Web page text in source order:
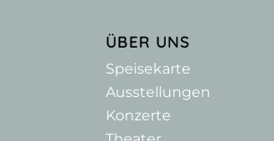
ÜBER UNS
Speisekarte
Ausstellungen
Konzerte